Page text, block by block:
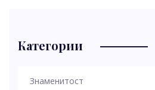
Категории
Знаменитост